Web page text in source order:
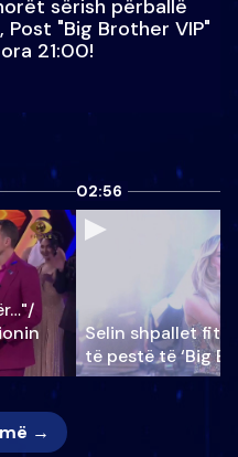
sërish përballë
"Big Brother VIP"
21:00!
02:56
Selin shpallet
të pestë të ‘Big
→